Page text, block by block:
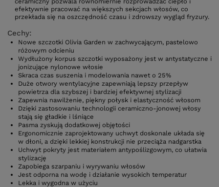
efektywnie pracować na większych sekcjach włosów, co
przekłada się na oszczędność czasu i zdrowszy wygląd fryzury.
Cechy:
Nowe szczotki Olivia Garden w zachwycającym, pastelowo
różowym odcieniu
Wydłużony korpus szczotki wyposażony jest w antystatyczne i
jonizujące nylonowe włosie
Skraca czas suszenia i modelowania nawet o 25%
Duże otwory wentylacyjne zapewniają lepszy przepływ
powietrza dla szybszej i bardziej efektywnej stylizacji
Zapewnia nawilżenie, piękny połysk i elastyczność włosom
Dzięki zastosowaniu technologii ceramiczno-jonowej włosy
stają się gładkie i lśniące
Pasma zyskują dodatkowej objętości
Ergonomicznie zaprojektowany uchwyt doskonale układa się
w dłoni, a dzięki lekkiej konstrukcji nie przeciąża nadgarstka
Uchwyt pokryty jest materiałem antypoślizgowym, co ułatwia
stylizację
Zapobiega szarpaniu i wyrywaniu włosów
Jest odporna na wodę i działanie wysokich temperatur
Lekka i wygodna w użyciu